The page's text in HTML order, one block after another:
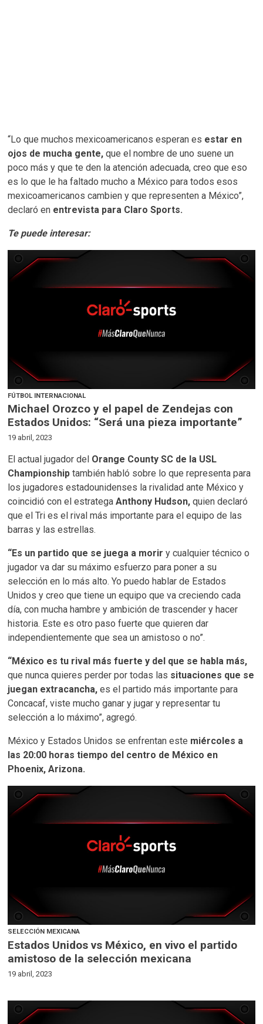
“Lo que muchos mexicoamericanos esperan es estar en
ojos de mucha gente,que el nombre de uno suene un
poco más y que te den la atención adecuada, creo que eso
es lo que le ha faltado mucho a México para todos esos
mexicoamericanos cambien y que representen a México”,
declaró en entrevista para Claro Sports.
Te puede interesar:
FÚTBOL INTERNACIONAL
Michael Orozco y el papel de Zendejas con
Estados Unidos: “Será una pieza importante”
19 abril, 2023
El actual jugador del Orange County SC de la USL
Championship también habló sobre lo que representa para
los jugadores estadounidenses la rivalidad ante México y
coincidió con el estrategaAnthony Hudson, quien declaró
que el Tri es el rival más importante para el equipo de las
barras y las estrellas.
“Es un partido que se juega a morir y cualquier técnico o
jugador va dar su máximo esfuerzo para poner a su
selección en lo más alto. Yo puedo hablar de Estados
Unidos y creo que tiene un equipo que va creciendo cada
día, con mucha hambre y ambición de trascender y hacer
historia. Este es otro paso fuerte que quieren dar
independientemente que sea un amistoso o no”.
“México es tu rival más fuerte y del que se habla más,
que nunca quieres perder por todas las situaciones que se
juegan extracancha, es el partido más importante para
Concacaf, viste mucho ganar y jugar y representar tu
selección a lo máximo”, agregó.
México y Estados Unidos se enfrentan este miércoles a
las 20:00 horas tiempo del centro de México en
Phoenix, Arizona.
SELECCIÓN MEXICANA
Estados Unidos vs México, en vivo el partido
amistoso de la selección mexicana
19 abril, 2023